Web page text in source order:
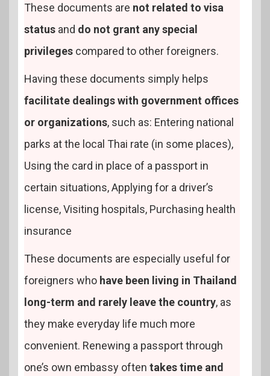
These documents are not related to visa
status and do not grant any special
privileges compared to other foreigners.
Having these documents simply helps
facilitate dealings with government offices
or organizations, such as: Entering national
parks at the local Thai rate (in some places),
Using the card in place of a passport in
certain situations, Applying for a driver’s
license, Visiting hospitals, Purchasing health
insurance
These documents are especially useful for
foreigners who have been living in Thailand
long-term and rarely leave the country, as
they make everyday life much more
convenient. Renewing a passport through
one’s own embassy often takes time and